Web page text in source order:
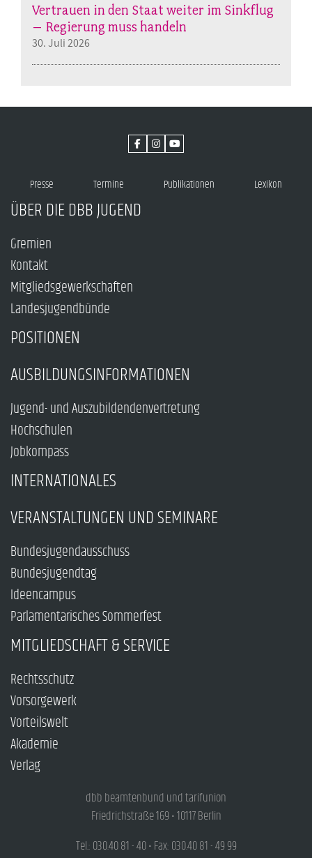
Vertrauen in den Staat weiter im Sinkflug
– Regierung muss handeln
30. Juli 2026
Presse Termine Publikationen Lexikon
ÜBER DIE DBB JUGEND
Gremien
Kontakt
Mitgliedsgewerkschaften
Landesjugendbünde
POSITIONEN
AUSBILDUNGSINFORMATIONEN
Jugend- und Auszubildendenvertretung
Hochschulen
Jobkompass
INTERNATIONALES
VERANSTALTUNGEN UND SEMINARE
Bundesjugendausschuss
Bundesjugendtag
Ideencampus
Parlamentarisches Sommerfest
MITGLIEDSCHAFT & SERVICE
Rechtsschutz
Vorsorgewerk
Vorteilswelt
Akademie
Verlag
dbb beamtenbund und tarifunion
Friedrichstraße 169 • 10117 Berlin
Tel.: 030.40 81 - 40 • Fax: 030.40 81 - 49 99